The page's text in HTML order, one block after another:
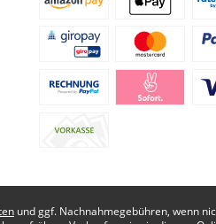
und ggf. Nachnahmegebühren, wenn